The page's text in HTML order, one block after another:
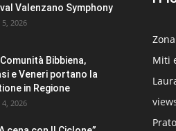
Valenzano Symphony
2026
Bibbiena,
e Veneri portano la
in Regione
2026
Miti